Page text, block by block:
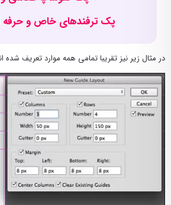
پک ترفندهای خاص و حرفه
در مثال زیر نیز تقریبا تمامی همه موارد تعریف شده